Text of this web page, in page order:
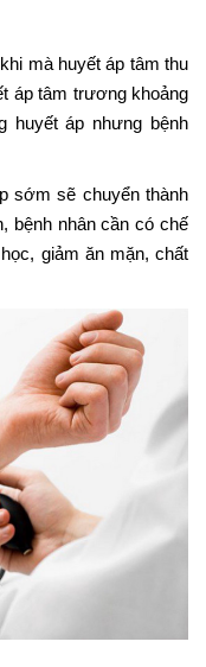
mà huyết áp tâm thu
áp tâm trương khoảng
huyết áp nhưng bệnh
sớm sẽ chuyển thành
bệnh nhân cần có chế
giảm ăn mặn, chất